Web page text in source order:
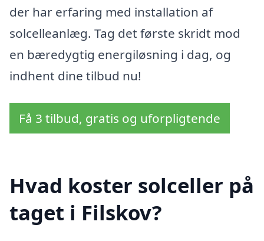
der har erfaring med installation af
solcelleanlæg. Tag det første skridt mod
en bæredygtig energiløsning i dag, og
indhent dine tilbud nu!
Få 3 tilbud, gratis og uforpligtende
Hvad koster solceller på
taget i Filskov?